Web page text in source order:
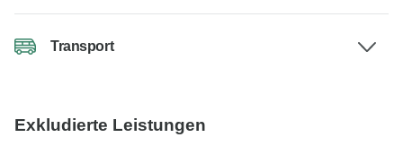
Transport
Exkludierte Leistungen